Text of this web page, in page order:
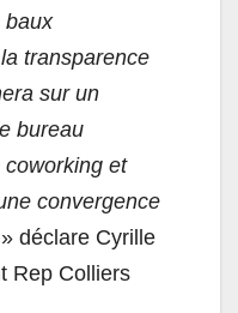
baux
transparence
sur un
bureau
coworking et
convergence
» déclare Cyrille
Rep Colliers